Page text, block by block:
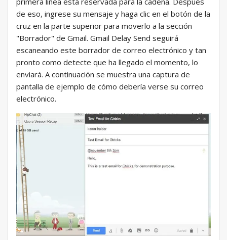
de eso, ingrese su mensaje y haga clic en el botón de la
cruz en la parte superior para moverlo a la sección
"Borrador" de Gmail. Gmail Delay Send seguirá
escaneando este borrador de correo electrónico y tan
pronto como detecte que ha llegado el momento, lo
enviará. A continuación se muestra una captura de
pantalla de ejemplo de cómo debería verse su correo
electrónico.